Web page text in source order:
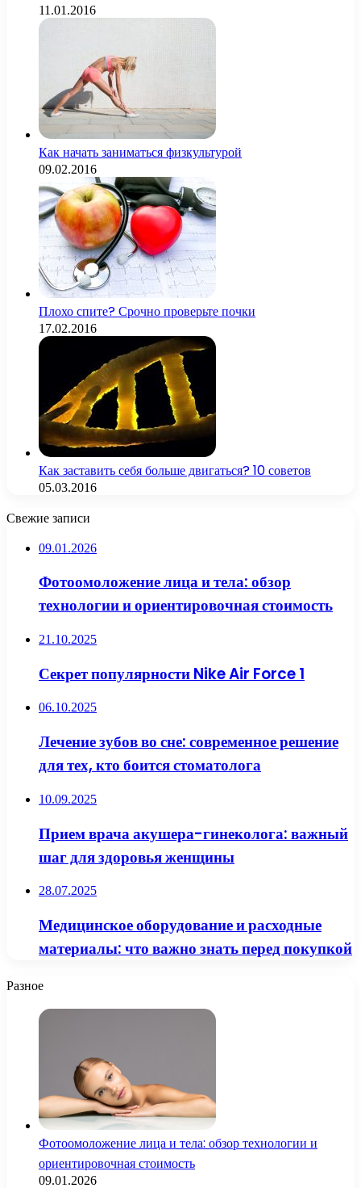
11.01.2016
Как начать заниматься физкультурой
09.02.2016
Плохо спите? Срочно проверьте почки
17.02.2016
Как заставить себя больше двигаться? 10 советов
05.03.2016
Свежие записи
09.01.2026
Фотоомоложение лица и тела: обзор
технологии и ориентировочная стоимость
21.10.2025
Секрет популярности Nike Air Force 1
06.10.2025
Лечение зубов во сне: современное решение
для тех, кто боится стоматолога
10.09.2025
Прием врача акушера-гинеколога: важный
шаг для здоровья женщины
28.07.2025
Медицинское оборудование и расходные
материалы: что важно знать перед покупкой
Разное
Фотоомоложение лица и тела: обзор технологии и
ориентировочная стоимость
09.01.2026